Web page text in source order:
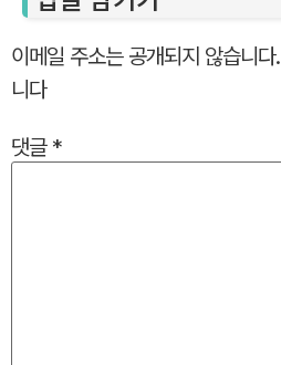
이메일 주소는 공개되지 않습니다.
니다
댓글 *